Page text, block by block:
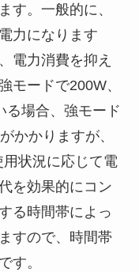
す。一般的に、
力になります
電力消費を抑え
モードで200W、
る場合、強モード
かかりますが、
状況に応じて電
を効果的にコン
る時間帯によっ
すので、時間帯
す。